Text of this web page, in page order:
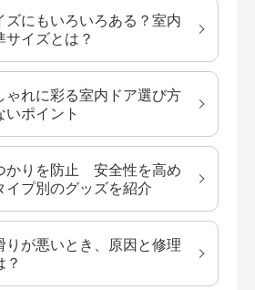
ズにもいろいろある？室内
サイズとは？
ゃれに彩る室内ドア選び方
いポイント
かりを防止 安全性を高め
イプ別のグッズを紹介
りが悪いとき、原因と修理
？